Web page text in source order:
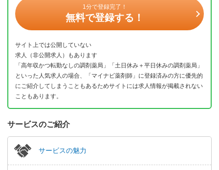
1分で登録完了！
無料で登録する！
サイト上では公開していない
求人（非公開求人）もあります
「高年収かつ転勤なしの調剤薬局」「土日休み＋平日休みの調剤薬局」
といった人気求人の場合、「マイナビ薬剤師」に登録済みの方に優先的
にご紹介してしまうこともあるためサイトには求人情報が掲載されない
こともあります。
サービスのご紹介
サービスの魅力